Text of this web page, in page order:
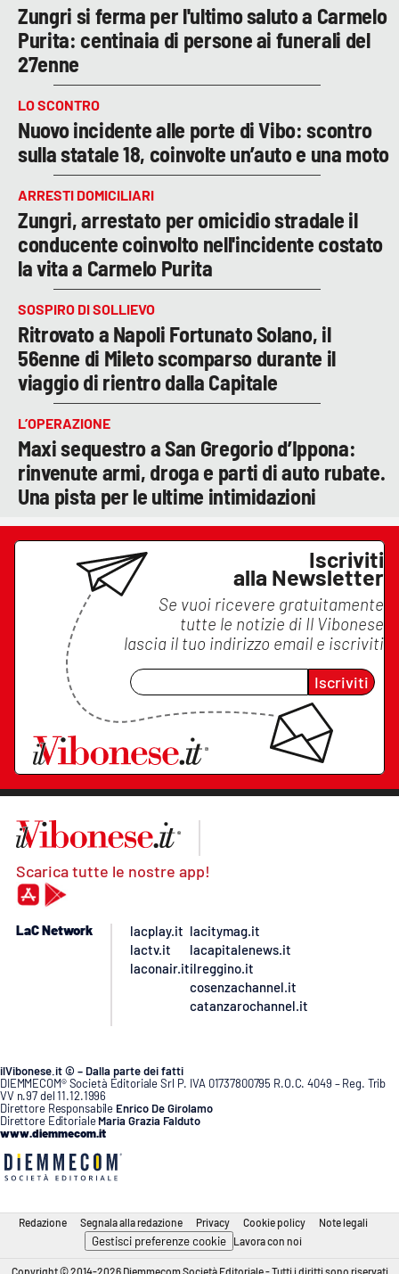
Zungri si ferma per l'ultimo saluto a Carmelo
Purita: centinaia di persone ai funerali del
27enne
LO SCONTRO
Nuovo incidente alle porte di Vibo: scontro
sulla statale 18, coinvolte un’auto e una moto
ARRESTI DOMICILIARI
Zungri, arrestato per omicidio stradale il
conducente coinvolto nell'incidente costato
la vita a Carmelo Purita
SOSPIRO DI SOLLIEVO
Ritrovato a Napoli Fortunato Solano, il
56enne di Mileto scomparso durante il
viaggio di rientro dalla Capitale
L’OPERAZIONE
Maxi sequestro a San Gregorio d’Ippona:
rinvenute armi, droga e parti di auto rubate.
Una pista per le ultime intimidazioni
Iscriviti
alla Newsletter
Se vuoi ricevere gratuitamente
tutte le notizie di Il Vibonese
lascia il tuo indirizzo email e iscriviti
Iscriviti
Scarica tutte le nostre app!
LaC Network
lacplay.it
lactv.it
laconair.it
lacitymag.it
lacapitalenews.it
ilreggino.it
cosenzachannel.it
catanzarochannel.it
ilVibonese.it © – Dalla parte dei fatti
DIEMMECOM® Società Editoriale Srl P. IVA 01737800795 R.O.C. 4049 – Reg. Trib
VV n.97 del 11.12.1996
Direttore Responsabile Enrico De Girolamo
Direttore Editoriale Maria Grazia Falduto
www.diemmecom.it
Redazione Segnala alla redazione Privacy Cookie policy Note legali
Gestisci preferenze cookie Lavora con noi
Copyright © 2014-2026 Diemmecom Società Editoriale - Tutti i diritti sono riservati